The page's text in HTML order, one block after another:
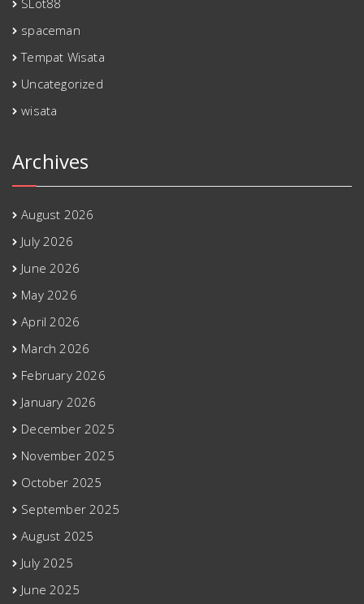
spaceman
Tempat Wisata
Uncategorized
wisata
Archives
August 2026
July 2026
June 2026
May 2026
April 2026
March 2026
February 2026
January 2026
December 2025
November 2025
October 2025
September 2025
August 2025
July 2025
June 2025